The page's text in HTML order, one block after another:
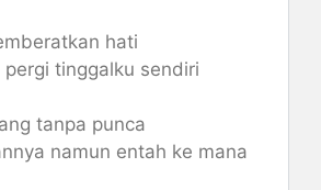
hati
pergi tinggalku sendiri
tanpa punca
namun entah ke mana